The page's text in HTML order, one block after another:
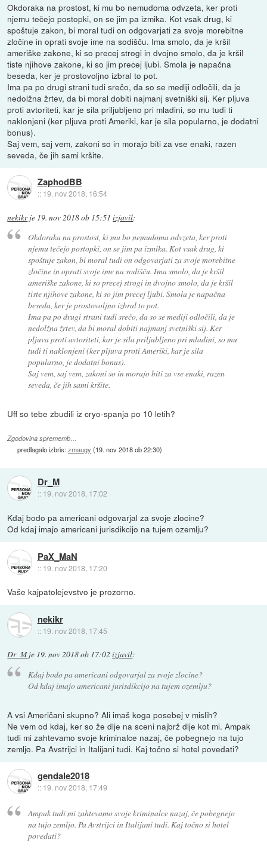
Okdoraka na prostost, ki mu bo nemudoma odvzeta, ker proti
njemu tečejo postopki, on se jim pa izmika. Kot vsak drug, ki
spoštuje zakon, bi moral tudi on odgovarjati za svoje morebitne
zločine in oprati svoje ime na sodišču. Ima smolo, da je kršil
ameriške zakone, ki so precej strogi in dvojno smolo, da je kršil
tiste njihove zakone, ki so jim precej ljubi. Smola je napačna
beseda, ker je prostovoljno izbral to pot.
Ima pa po drugi strani tudi srečo, da so se mediji odločili, da je
nedolžna žrtev, da bi moral dobiti najmanj svetniški sij. Ker pljuva
proti avtoriteti, kar je sila priljubljeno pri mladini, so mu tudi ti
naklonjeni (ker pljuva proti Ameriki, kar je sila popularno, je dodatni
bonus).
Saj vem, saj vem, zakoni so in morajo biti za vse enaki, razen
seveda, če jih sami kršite.
ZaphodBB
:: 19. nov 2018, 16:54
nekikrje 19. nov 2018 ob 15:51 izjavil:
Okdoraka na prostost, ki mu bo nemudoma odvzeta, ker proti
njemu tečejo postopki, on se jim pa izmika. Kot vsak drug, ki
spoštuje zakon, bi moral tudi on odgovarjati za svoje morebitne
zločine in oprati svoje ime na sodišču. Ima smolo, da je kršil
ameriške zakone, ki so precej strogi in dvojno smolo, da je kršil
tiste njihove zakone, ki so jim precej ljubi. Smola je napačna
beseda, ker je prostovoljno izbral to pot.
Ima pa po drugi strani tudi srečo, da so se mediji odločili, da je
nedolžna žrtev, da bi moral dobiti najmanj svetniški sij. Ker
pljuva proti avtoriteti, kar je sila priljubljeno pri mladini, so mu
tudi ti naklonjeni (ker pljuva proti Ameriki, kar je sila
popularno, je dodatni bonus).
Saj vem, saj vem, zakoni so in morajo biti za vse enaki, razen
seveda, če jih sami kršite.
Uff so tebe zbudili iz cryo-spanja po 10 letih?
Zgodovina sprememb…
predlagalo izbris:zmaugy (19. nov 2018 ob 22:30)
Dr_M
:: 19. nov 2018, 17:02
Kdaj bodo pa americani odgovarjal za svoje zlocine?
Od kdaj imajo americani jurisdikcijo na tujem ozemlju?
PaX_MaN
:: 19. nov 2018, 17:20
Vaše kajpatolejevstvo je prozorno.
nekikr
:: 19. nov 2018, 17:45
Dr_Mje 19. nov 2018 ob 17:02 izjavil:
Kdaj bodo pa americani odgovarjal za svoje zlocine?
Od kdaj imajo americani jurisdikcijo na tujem ozemlju?
A vsi Američani skupno? Ali imaš koga posebej v mislih?
Ne vem od kdaj, ker so že dlje na sceni najbrž dlje kot mi. Ampak
tudi mi zahtevamo svoje kriminalce nazaj, če pobegnejo na tujo
zemljo. Pa Avstrijci in Italijani tudi. Kaj točno si hotel povedati?
gendale2018
:: 19. nov 2018, 17:49
Ampak tudi mi zahtevamo svoje kriminalce nazaj, če pobegnejo
na tujo zemljo. Pa Avstrijci in Italijani tudi. Kaj točno si hotel
povedati?